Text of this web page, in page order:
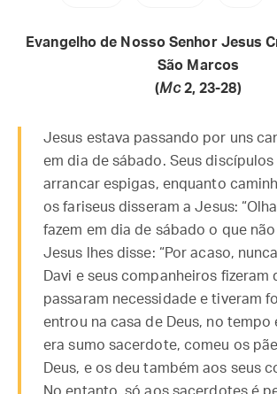
Evangelho de Nosso Senhor Jesus
São Marcos
(Mc2, 23-28)
Jesus estava passando por uns
em dia de sábado. Seus
arrancar espigas, enquanto
os fariseus disseram a Jesus:
fazem em dia de sábado o que
Jesus lhes disse: “Por acaso,
Davi e seus companheiros fizeram
passaram necessidade e tiveram
entrou na casa de Deus, no tempo
era sumo sacerdote, comeu os
Deus, e os deu também aos seus